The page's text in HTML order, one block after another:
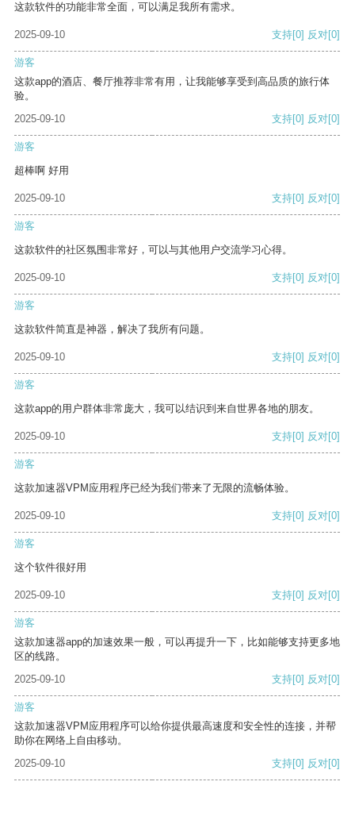
这款软件的功能非常全面，可以满足我所有需求。
2025-09-10 支持[0] 反对[0]
游客
这款app的酒店、餐厅推荐非常有用，让我能够享受到高品质的旅行体
验。
2025-09-10
支持[0] 反对[0]
游客
超棒啊 好用
2025-09-10 支持[0] 反对[0]
游客
这款软件的社区氛围非常好，可以与其他用户交流学习心得。
2025-09-10 支持[0] 反对[0]
游客
这款软件简直是神器，解决了我所有问题。
2025-09-10 支持[0] 反对[0]
游客
这款app的用户群体非常庞大，我可以结识到来自世界各地的朋友。
2025-09-10 支持[0] 反对[0]
游客
这款加速器VPM应用程序已经为我们带来了无限的流畅体验。
2025-09-10 支持[0] 反对[0]
游客
这个软件很好用
2025-09-10 支持[0] 反对[0]
游客
这款加速器app的加速效果一般，可以再提升一下，比如能够支持更多地
区的线路。
2025-09-10
支持[0] 反对[0]
游客
这款加速器VPM应用程序可以给你提供最高速度和安全性的连接，并帮
助你在网络上自由移动。
2025-09-10
支持[0] 反对[0]